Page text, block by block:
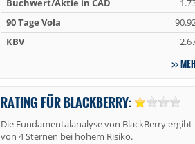
Buchwert/Aktie in CAD
90 Tage Vola
KBV
RATING FÜR BLACKBERRY:
Die Fundamentalanalyse von BlackBerry ergibt
von 4 Sternen bei hohem Risiko.